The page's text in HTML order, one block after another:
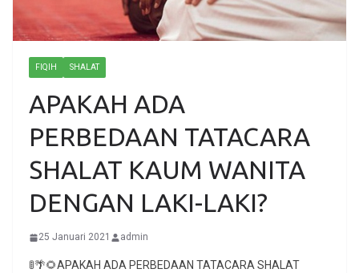
FIQIH SHALAT
APAKAH ADA
PERBEDAAN TATACARA
SHALAT KAUM WANITA
DENGAN LAKI-LAKI?
25 Januari 2021 admin
🚦🌴🌻APAKAH ADA PERBEDAAN TATACARA SHALAT